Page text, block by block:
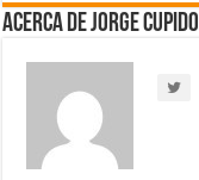
Acerca de Jorge Cupido